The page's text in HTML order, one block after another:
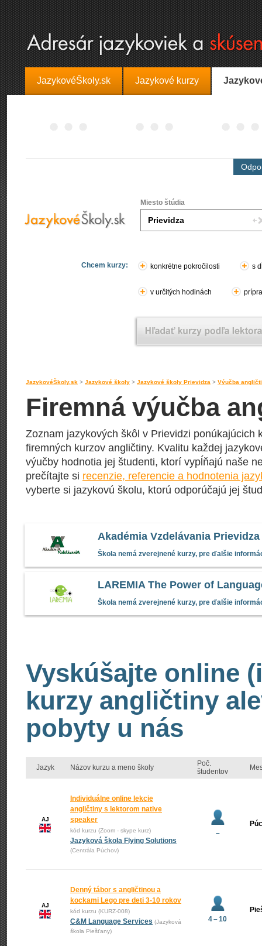
JazykovéŠkoly.sk Jazykové kurzy
Miesto štúdia
Chcem kurzy: konkrétne pokročilosti s
v určitých hodinách
JazykovéŠkoly.sk > Jazykové školy > Jazykové školy Prievidza > Výučba
Firemná výučba
Zoznam jazykových škôl v Prievidzi ponúkajúcich
firemných kurzov angličtiny. Kvalitu každej
výučby hodnotia jej študenti, ktorí vypĺňajú naše
prečítajte si recenzie, referencie a hodnotenia
vyberte si jazykovú školu, ktorú odporúčajú jej
Akadémia Vzdelávania Prievidza
Škola nemá zverejnené kurzy, pre ďalšie
LAREMIA The Power of
Škola nemá zverejnené kurzy, pre ďalšie
Vyskúšajte online
kurzy angličtiny
pobyty u nás
Jazyk Názov kurzu a meno školy
Poč.
študentov
AJ
Individuálne online lekcie
angličtiny s lektorom native
speaker
kód kurzu (Zoom - skype kurz)
Jazyková škola Flying Solutions
(Centrála Púchov)
–
AJ
Denný tábor s angličtinou a
kockami Lego pre deti 3-10 rokov
kód kurzu (KURZ-008)
C&M Language Services (Jazyková
škola Piešťany)
4 – 10